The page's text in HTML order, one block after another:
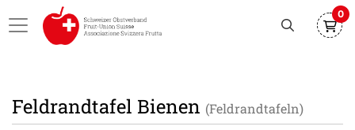
0
Feldrandtafel Bienen (Feldrandtafeln)